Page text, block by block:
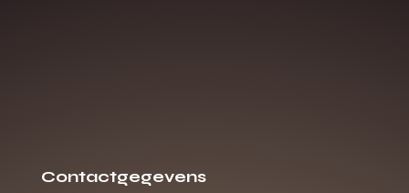
Contactgegevens